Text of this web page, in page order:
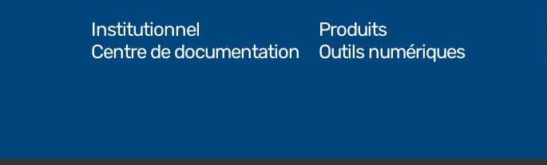
Institutionnel Produits
Centre de documentation
Outils numériques